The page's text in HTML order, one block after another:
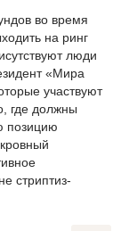
во время
на ринг
люди
«Мира
участвуют
где должны
позицию
стриптиз-